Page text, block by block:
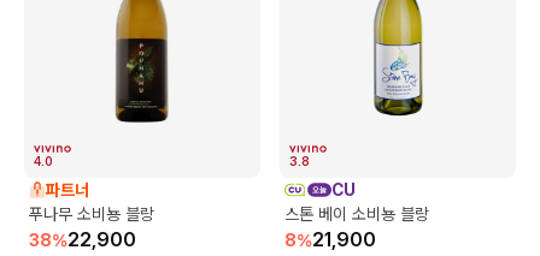
4.0
파트너
푸나무 소비뇽 블랑
38%22,900
3.8
CU
스톤 베이 소비뇽 블랑
8%21,900